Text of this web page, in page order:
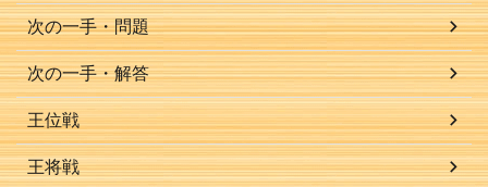
次の一手・問題
次の一手・解答
王位戦
王将戦